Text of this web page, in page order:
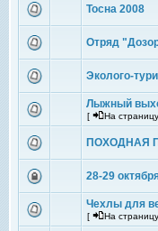
Тосна 2008
Отряд
Эколого-
Лыжный
[ На
ПОХОДНАЯ
28-29
Чехлы для
[ На